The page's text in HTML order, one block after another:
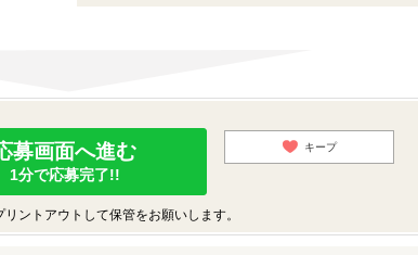
募画面へ進む
1分で応募完了!!
キープ
ントアウトして保管をお願いします。